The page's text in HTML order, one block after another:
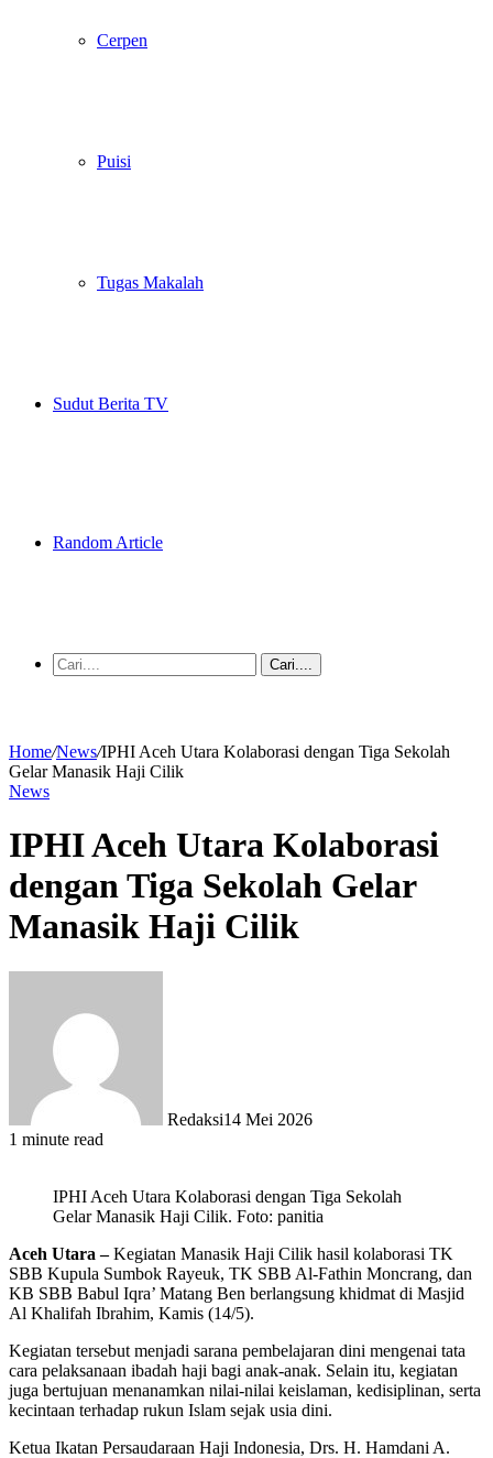
Cerpen
Puisi
Tugas Makalah
Sudut Berita TV
Random Article
Cari....
Home/News/IPHI Aceh Utara Kolaborasi dengan Tiga Sekolah
Gelar Manasik Haji Cilik
News
IPHI Aceh Utara Kolaborasi
dengan Tiga Sekolah Gelar
Manasik Haji Cilik
Redaksi14 Mei 2026
1 minute read
IPHI Aceh Utara Kolaborasi dengan Tiga Sekolah
Gelar Manasik Haji Cilik. Foto: panitia
Aceh Utara –Kegiatan Manasik Haji Cilik hasil kolaborasi TK
SBB Kupula Sumbok Rayeuk, TK SBB Al-Fathin Moncrang, dan
KB SBB Babul Iqra’ Matang Ben berlangsung khidmat di Masjid
Al Khalifah Ibrahim, Kamis (14/5).
Kegiatan tersebut menjadi sarana pembelajaran dini mengenai tata
cara pelaksanaan ibadah haji bagi anak-anak. Selain itu, kegiatan
juga bertujuan menanamkan nilai-nilai keislaman, kedisiplinan, serta
kecintaan terhadap rukun Islam sejak usia dini.
Ketua Ikatan Persaudaraan Haji Indonesia, Drs. H. Hamdani A.